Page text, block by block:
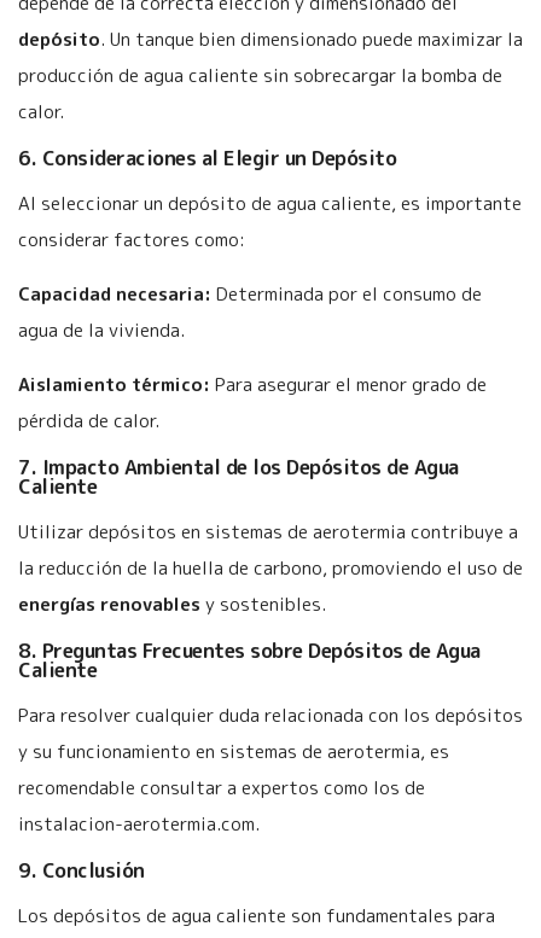
depósito. Un tanque bien dimensionado puede maximizar la
producción de agua caliente sin sobrecargar la bomba de
calor.
6. Consideraciones al Elegir un Depósito
Al seleccionar un depósito de agua caliente, es importante
considerar factores como:
Capacidad necesaria: Determinada por el consumo de
agua de la vivienda.
Aislamiento térmico: Para asegurar el menor grado de
pérdida de calor.
7. Impacto Ambiental de los Depósitos de Agua
Caliente
Utilizar depósitos en sistemas de aerotermia contribuye a
la reducción de la huella de carbono, promoviendo el uso de
energías renovables y sostenibles.
8. Preguntas Frecuentes sobre Depósitos de Agua
Caliente
Para resolver cualquier duda relacionada con los depósitos
y su funcionamiento en sistemas de aerotermia, es
recomendable consultar a expertos como los de
instalacion-aerotermia.com.
9. Conclusión
Los depósitos de agua caliente son fundamentales para